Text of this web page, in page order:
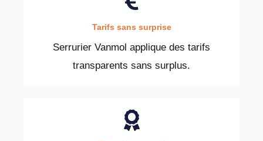
Tarifs sans surprise
Serrurier Vanmol applique des tarifs
transparents sans surplus.